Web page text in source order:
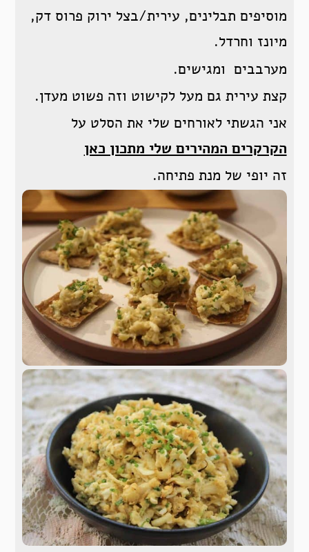
מוסיפים תבלינים, עירית/בצל ירוק פרוס דק,
מיונז וחרדל.
מערבבים ומגישים.
קצת עירית גם מעל לקישוט וזה פשוט מעדן.
אני הגשתי לאורחים שלי את הסלט על
הקרקרים המהירים שלי מתכון כאן
זה יופי של מנת פתיחה.